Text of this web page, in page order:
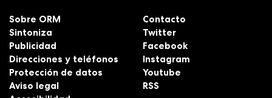
Sobre ORM
Sintoniza
Publicidad
Direcciones y teléfonos
Protección de datos
Aviso legal
Contacto
Twitter
Facebook
Instagram
Youtube
RSS